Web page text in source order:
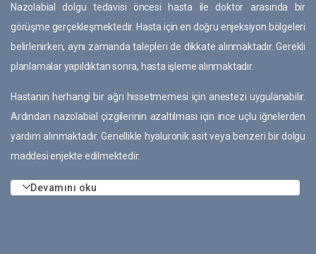
Nazolabial dolgu tedavisi öncesi hasta ile doktor arasında bir
görüşme gerçekleşmektedir. Hasta için en doğru enjeksiyon bölgeleri
belirlenirken, aynı zamanda talepleri de dikkate alınmaktadır. Gerekli
planlamalar yapıldıktan sonra, hasta işleme alınmaktadır.
Hastanın herhangi bir ağrı hissetmemesi için anestezi uygulanabilir.
Ardından nazolabial çizgilerinin azaltılması için ince uçlu iğnelerden
yardım alınmaktadır. Genellikle hyaluronik asit veya benzeri bir dolgu
maddesi enjekte edilmektedir.
Devamını oku